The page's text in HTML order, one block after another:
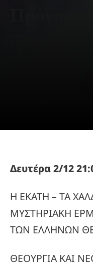
Δευτέρα 2/12
Η ΕΚΑΤΗ – ΤΑ
ΜΥΣΤΗΡΙΑΚΗ
ΤΩΝ ΕΛΛΗΝΩΝ
ΘΕΟΥΡΓΙΑ ΚΑΙ